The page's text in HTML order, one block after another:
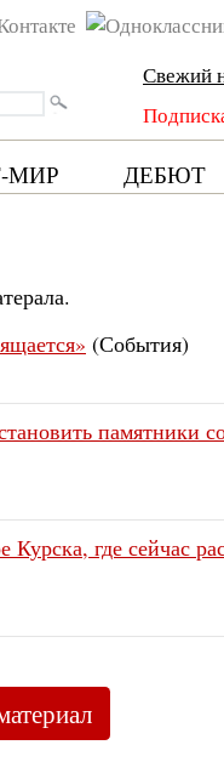
Свежий
МИР ДЕБЮТ
(События)
где сейчас